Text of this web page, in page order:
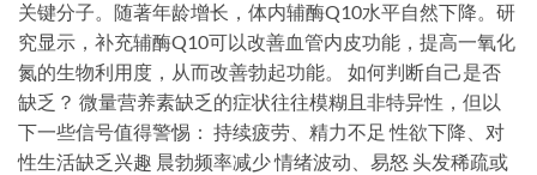
关键分子。随著年龄增长，体内辅酶Q10水平自然下降。研
究显示，补充辅酶Q10可以改善血管内皮功能，提高一氧化
氮的生物利用度，从而改善勃起功能。 如何判断自己是否
缺乏？ 微量营养素缺乏的症状往往模糊且非特异性，但以
下一些信号值得警惕： 持续疲劳、精力不足 性欲下降、对
性生活缺乏兴趣 晨勃频率减少 情绪波动、易怒 头发稀疏或